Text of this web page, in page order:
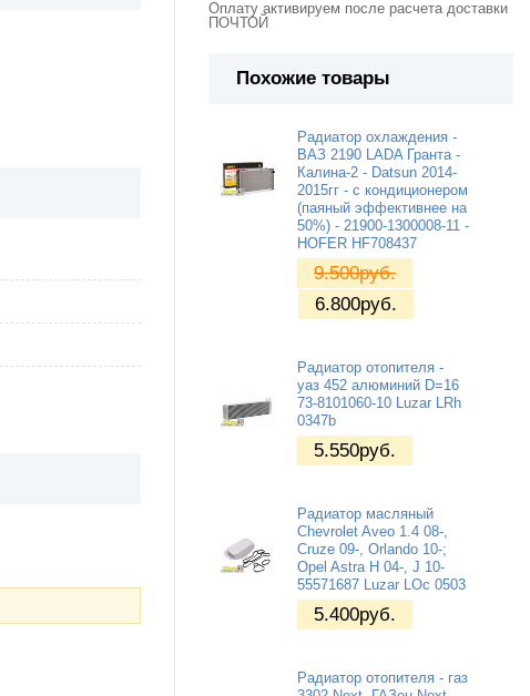
Оплату активируем после расчета доставки
ПОЧТОЙ
Похожие товары
Радиатор охлаждения -
ВАЗ 2190 LADA Гранта -
Калина-2 - Datsun 2014-
2015гг - с кондиционером
(паяный эффективнее на
50%) - 21900-1300008-11 -
HOFER HF708437
9.500руб.
6.800руб.
Радиатор отопителя -
уаз 452 алюминий D=16
73-8101060-10 Luzar LRh
0347b
5.550руб.
Радиатор масляный
Chevrolet Aveo 1.4 08-,
Cruze 09-, Orlando 10-;
Opel Astra H 04-, J 10-
55571687 Luzar LOc 0503
5.400руб.
Радиатор отопителя - газ